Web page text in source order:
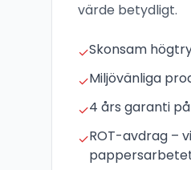
värde betydligt.
✓Skonsam
✓Miljövänliga
✓4 års garanti
✓ROT-avdrag –